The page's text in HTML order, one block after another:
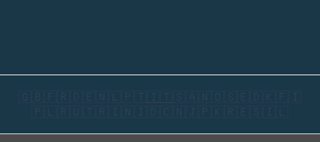
🇬🇧 🇫🇷 🇩🇪 🇳🇱 🇵🇹 🇮🇹 🇸🇦 🇳🇴 🇸🇪 🇩🇰 🇫🇮
🇵🇱 🇷🇺 🇹🇷 🇮🇳 🇮🇩 🇨🇳 🇯🇵 🇰🇷 🇪🇸 🇮🇱